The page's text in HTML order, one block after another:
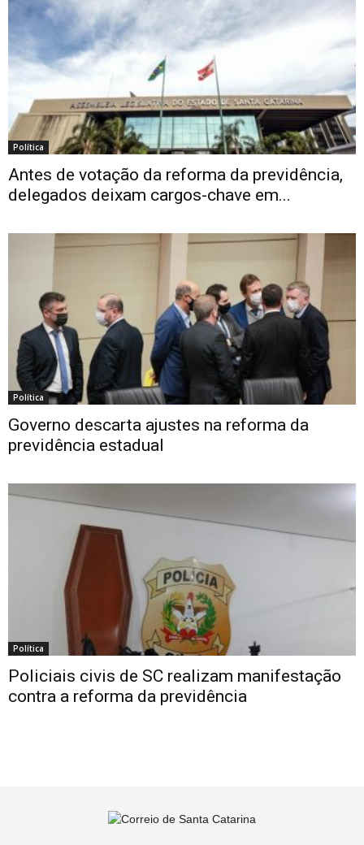
Política
Antes de votação da reforma da previdência,
delegados deixam cargos-chave em...
Política
Governo descarta ajustes na reforma da
previdência estadual
Política
Policiais civis de SC realizam manifestação
contra a reforma da previdência